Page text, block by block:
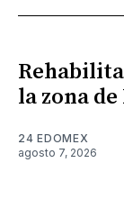
la zona de
24 EDOMEX
agosto 7, 2026